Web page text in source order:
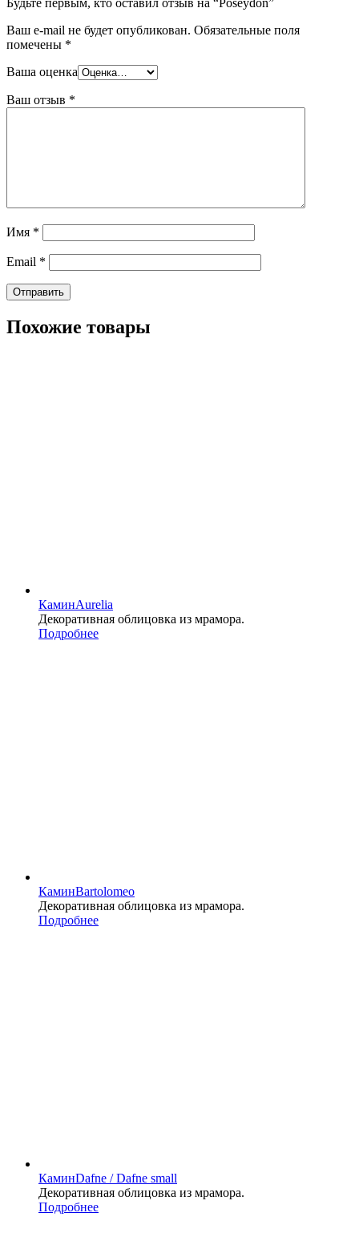
Будьте первым, кто оставил отзыв на “Poseydon”
Ваш e-mail не будет опубликован. Обязательные поля
помечены *
Ваша оценка
Ваш отзыв *
Имя *
Email *
Похожие товары
КаминAurelia
Декоративная облицовка из мрамора.
Подробнее
КаминBartolomeo
Декоративная облицовка из мрамора.
Подробнее
КаминDafne / Dafne small
Декоративная облицовка из мрамора.
Подробнее